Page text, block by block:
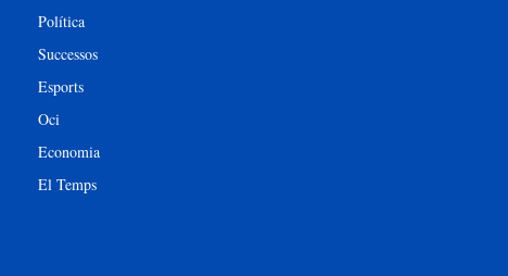
Política
Successos
Esports
Oci
Economia
El Temps